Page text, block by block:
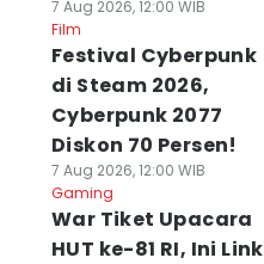
7 Aug 2026, 12:00 WIB
Film
Festival Cyberpunk
di Steam 2026,
Cyberpunk 2077
Diskon 70 Persen!
7 Aug 2026, 12:00 WIB
Gaming
War Tiket Upacara
HUT ke-81 RI, Ini Link